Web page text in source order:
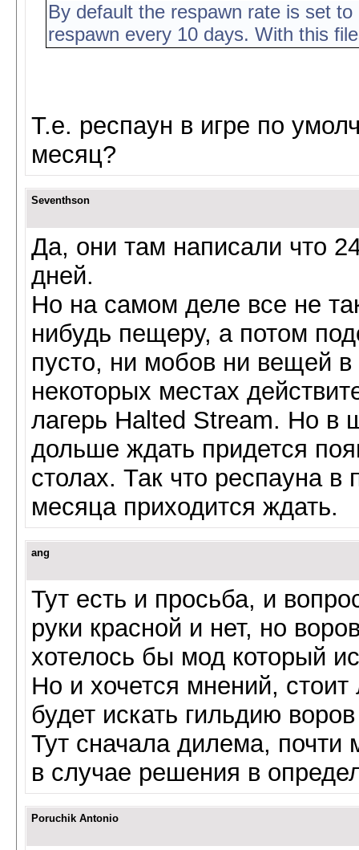
By default the respawn rate is set
respawn every 10 days. With this
Т.е. респаун в игре по
месяц?
Seventhson
Да, они там написали что
дней.
Но на самом деле все не
нибудь пещеру, а потом
пусто, ни мобов ни вещей
некоторых местах
лагерь Halted Stream. Но в
дольше ждать придется
столах. Так что респауна
месяца приходится ждать.
ang
Тут есть и просьба, и
руки красной и нет, но
хотелось бы мод который
Но и хочется мнений,
будет искать гильдию
Тут сначала дилема,
в случае решения в
Poruchik Antonio